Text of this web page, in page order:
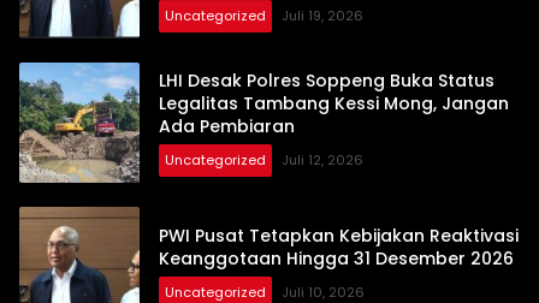
Uncategorized Juli 19, 2026
LHI Desak Polres Soppeng Buka Status
Legalitas Tambang Kessi Mong, Jangan
Ada Pembiaran
Uncategorized Juli 12, 2026
PWI Pusat Tetapkan Kebijakan Reaktivasi
Keanggotaan Hingga 31 Desember 2026
Uncategorized Juli 10, 2026